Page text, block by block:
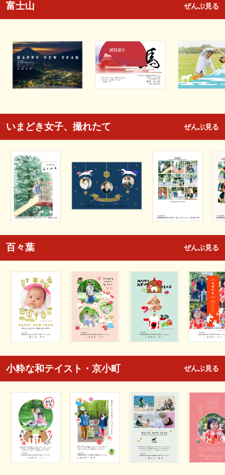
富士山 ぜんぶ見る
いまどき女子、撮れたて ぜんぶ見る
百々葉 ぜんぶ見る
小粋な和テイスト・京小町 ぜんぶ見る